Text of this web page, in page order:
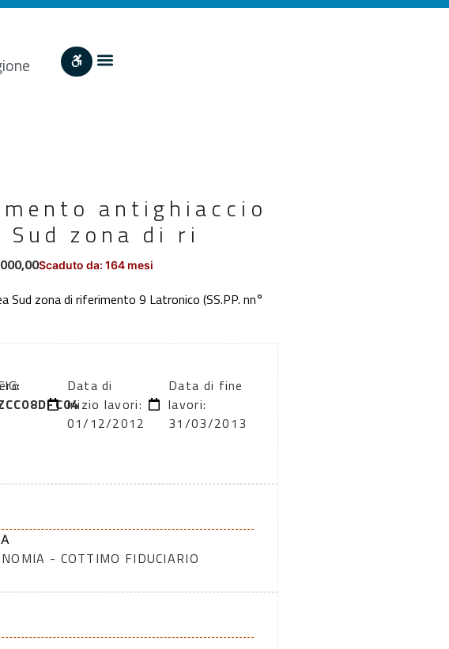
antighiaccio
zona di ri
Scaduto da: 164 mesi
Sud zona di riferimento 9 Latronico (SS.PP. nn°
Data di
inizio lavori:
01/12/2012
Data di fine
lavori:
31/03/2013
- COTTIMO FIDUCIARIO